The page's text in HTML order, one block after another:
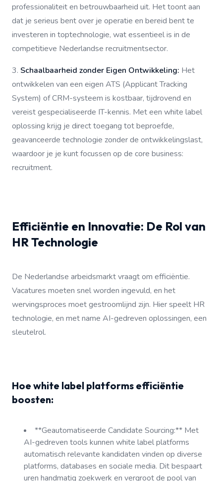
professionaliteit en betrouwbaarheid uit. Het toont aan
dat je serieus bent over je operatie en bereid bent te
investeren in toptechnologie, wat essentieel is in de
competitieve Nederlandse recruitmentsector.
3. Schaalbaarheid zonder Eigen Ontwikkeling: Het
ontwikkelen van een eigen ATS (Applicant Tracking
System) of CRM-systeem is kostbaar, tijdrovend en
vereist gespecialiseerde IT-kennis. Met een white label
oplossing krijg je direct toegang tot beproefde,
geavanceerde technologie zonder de ontwikkelingslast,
waardoor je je kunt focussen op de core business:
recruitment.
Efficiëntie en Innovatie: De Rol van
HR Technologie
De Nederlandse arbeidsmarkt vraagt om efficiëntie.
Vacatures moeten snel worden ingevuld, en het
wervingsproces moet gestroomlijnd zijn. Hier speelt HR
technologie, en met name AI-gedreven oplossingen, een
sleutelrol.
Hoe white label platforms efficiëntie
boosten:
**Geautomatiseerde Candidate Sourcing:** Met
AI-gedreven tools kunnen white label platforms
automatisch relevante kandidaten vinden op diverse
platforms, databases en sociale media. Dit bespaart
uren handmatig zoekwerk en vergroot de pool van